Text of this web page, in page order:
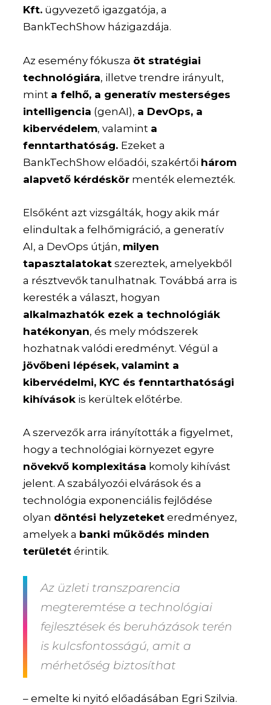
Kft. ügyvezető igazgatója, a
BankTechShow házigazdája.
Az esemény fókusza öt stratégiai
technológiára, illetve trendre irányult,
mint a felhő, a generatív mesterséges
intelligencia (genAI), a DevOps, a
kibervédelem, valamint a
fenntarthatóság. Ezeket a
BankTechShow előadói, szakértői három
alapvető kérdéskör menték elemezték.
Elsőként azt vizsgálták, hogy akik már
elindultak a felhőmigráció, a generatív
AI, a DevOps útján, milyen
tapasztalatokat szereztek, amelyekből
a résztvevők tanulhatnak. Továbbá arra is
keresték a választ, hogyan
alkalmazhatók ezek a technológiák
hatékonyan, és mely módszerek
hozhatnak valódi eredményt. Végül a
jövőbeni lépések, valamint a
kibervédelmi, KYC és fenntarthatósági
kihívások is kerültek előtérbe.
A szervezők arra irányították a figyelmet,
hogy a technológiai környezet egyre
növekvő komplexitása komoly kihívást
jelent. A szabályozói elvárások és a
technológia exponenciális fejlődése
olyan döntési helyzeteket eredményez,
amelyek a banki működés minden
területét érintik.
Az üzleti transzparencia
megteremtése a technológiai
fejlesztések és beruházások terén
is kulcsfontosságú, amit a
mérhetőség biztosíthat
– emelte ki nyitó előadásában Egri Szilvia.